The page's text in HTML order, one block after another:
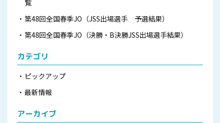
覧
第48回全国春季JO（JSS出場選手 予選結果）
第48回全国春季JO（決勝・B決勝JSS出場選手結果）
カテゴリ
ピックアップ
最新情報
アーカイブ